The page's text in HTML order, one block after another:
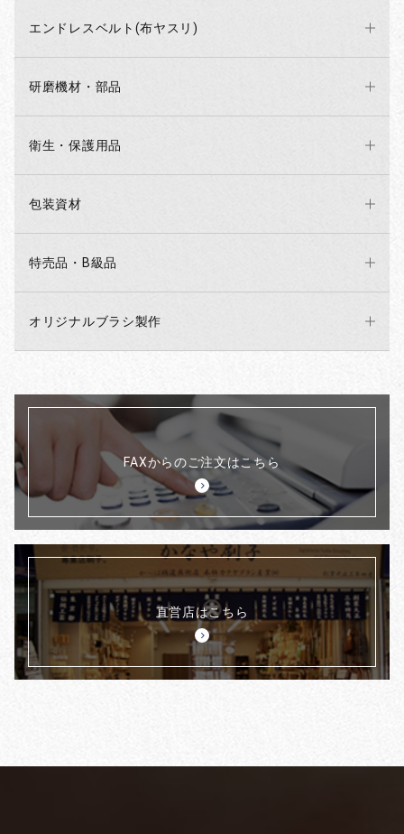
エンドレスベルト(布ヤスリ)
研磨機材・部品
衛生・保護用品
包装資材
特売品・B級品
オリジナルブラシ製作
FAXからのご注文はこちら
直営店はこちら